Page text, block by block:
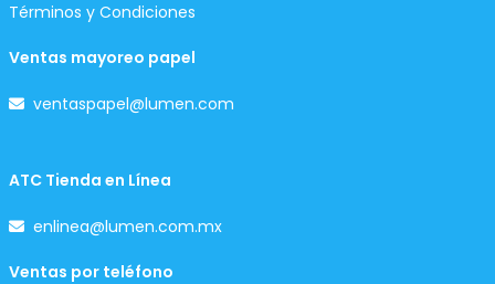
Términos y Condiciones
Ventas mayoreo papel
ventaspapel@lumen.com
ATC Tienda en Línea
enlinea@lumen.com.mx
Ventas por teléfono